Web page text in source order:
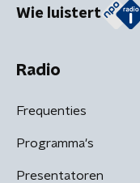
Wie luistert
Radio
Frequenties
Programma's
Presentatoren